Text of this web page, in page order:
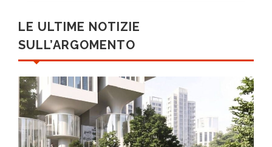
LE ULTIME NOTIZIE
SULL’ARGOMENTO